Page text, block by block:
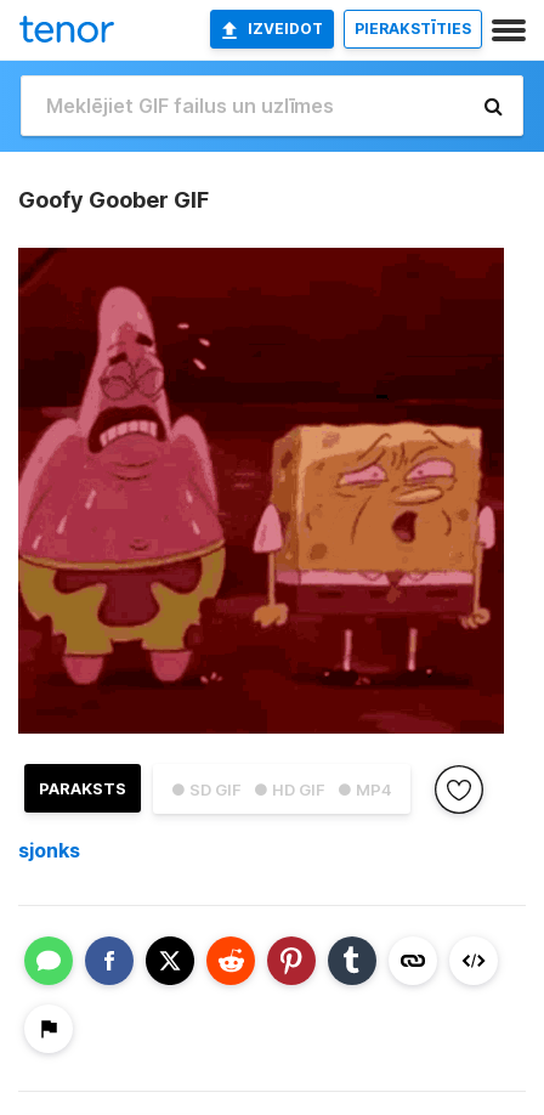
IZVEIDOT PIERAKSTĪTIES
Goofy Goober GIF
● SD GIF ● HD GIF ● MP4
PARAKSTS
sjonks